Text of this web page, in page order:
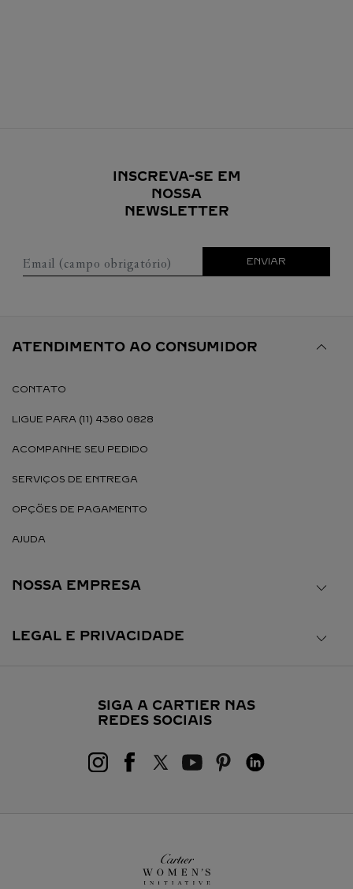
INSCREVA-SE EM
NOSSA
NEWSLETTER
Email (campo obrigatório) ENVIAR
ATENDIMENTO AO CONSUMIDOR
CONTATO
LIGUE PARA (11) 4380 0828
ACOMPANHE SEU PEDIDO
SERVIÇOS DE ENTREGA
OPÇÕES DE PAGAMENTO
AJUDA
NOSSA EMPRESA
LEGAL E PRIVACIDADE
SIGA A CARTIER NAS
REDES SOCIAIS